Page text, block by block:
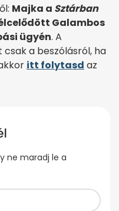
Majka a Sztárban
Galambos
ügyén. A
a beszólásról, ha
itt folytasd az
ne maradj le a